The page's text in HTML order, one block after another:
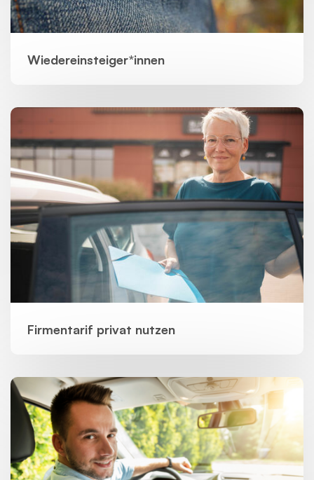
Wiedereinsteiger*innen
Firmentarif privat nutzen